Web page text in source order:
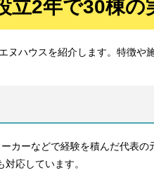
立2年で30棟の
ハウスを紹介します。特徴や
カーなどで経験を積んだ代表の
応しています。